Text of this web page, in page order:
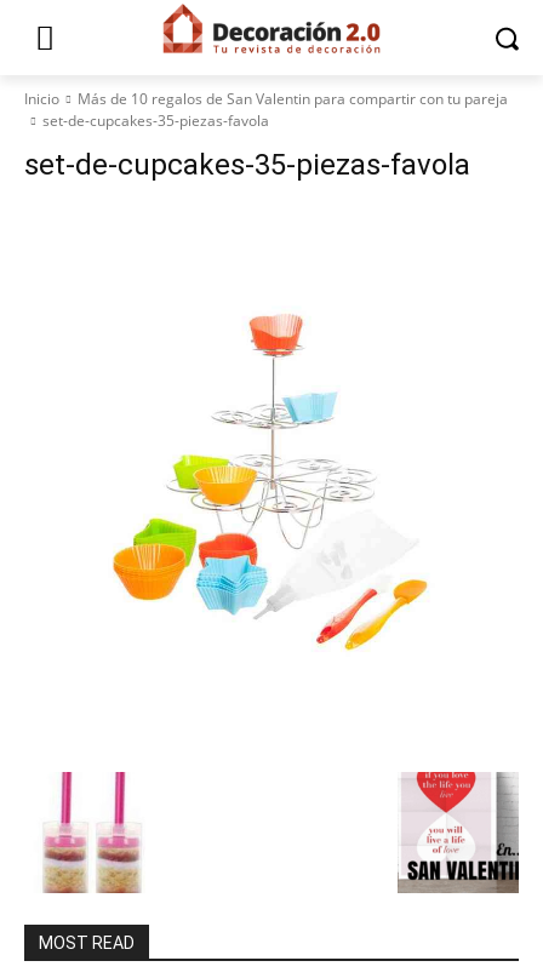
Inicio
Más de 10 regalos de San Valentin para compartir con tu pareja
set-de-cupcakes-35-piezas-favola
set-de-cupcakes-35-piezas-favola
MOST READ